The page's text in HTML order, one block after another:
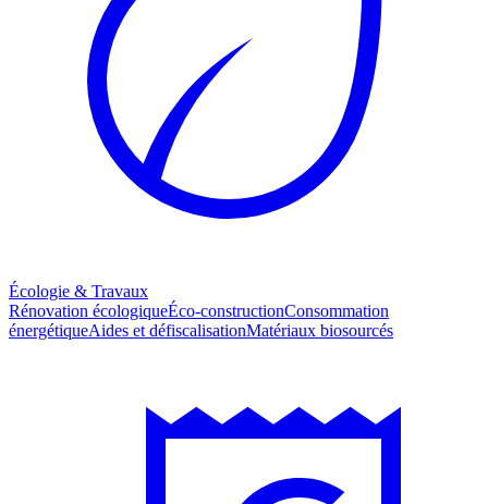
Écologie & Travaux
Rénovation écologiqueÉco-constructionConsommation
énergétiqueAides et défiscalisationMatériaux biosourcés